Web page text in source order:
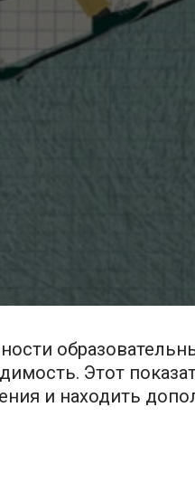
Этот
и находить